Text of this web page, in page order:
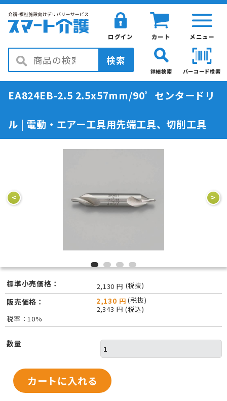
メニュー
カート
ログイン
検索
バーコード検索
詳細検索
EA824EB-2.5 2.5x57mm/90゜センタードリ
ル | 電動・エアー工具用先端工具、切削工具
< >
標準小売価格： 2,130 円 (税抜)
販売価格： 2,130 円 (税抜)
2,343 円 (税込)
税率：10%
数量